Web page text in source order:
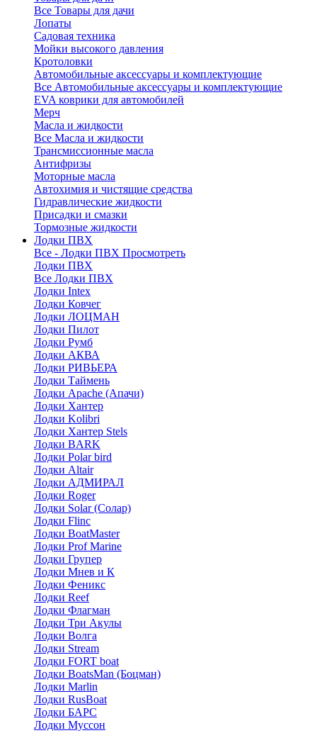
Все Товары для дачи
Лопаты
Садовая техника
Мойки высокого давления
Кротоловки
Автомобильные аксессуары и комплектующие
Все Автомобильные аксессуары и комплектующие
EVA коврики для автомобилей
Мерч
Масла и жидкости
Все Масла и жидкости
Трансмиссионные масла
Антифризы
Моторные масла
Автохимия и чистящие средства
Гидравлические жидкости
Присадки и смазки
Тормозные жидкости
Лодки ПВХ
Все - Лодки ПВХ Просмотреть
Лодки ПВХ
Все Лодки ПВХ
Лодки Intex
Лодки Ковчег
Лодки ЛОЦМАН
Лодки Пилот
Лодки Румб
Лодки АКВА
Лодки РИВЬЕРА
Лодки Таймень
Лодки Apache (Апачи)
Лодки Хантер
Лодки Kolibri
Лодки Хантер Stels
Лодки BARK
Лодки Polar bird
Лодки Altair
Лодки АДМИРАЛ
Лодки Roger
Лодки Solar (Солар)
Лодки Flinc
Лодки BoatMaster
Лодки Prof Marine
Лодки Групер
Лодки Мнев и К
Лодки Феникс
Лодки Reef
Лодки Флагман
Лодки Три Акулы
Лодки Волга
Лодки Stream
Лодки FORT boat
Лодки BoatsMan (Боцман)
Лодки Marlin
Лодки RusBoat
Лодки БАРС
Лодки Муссон